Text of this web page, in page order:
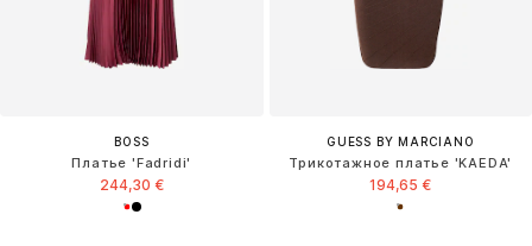
BOSS
Платье 'Fadridi'
244,30 €
GUESS BY MARCIANO
Трикотажное платье 'KAEDA'
194,65 €